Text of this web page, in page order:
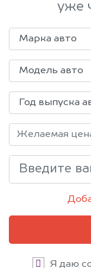
уже
Я даю